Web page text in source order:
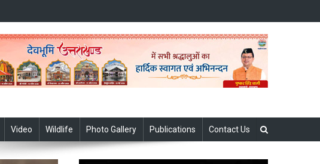
Video Wildlife Photo Gallery Publications Contact Us